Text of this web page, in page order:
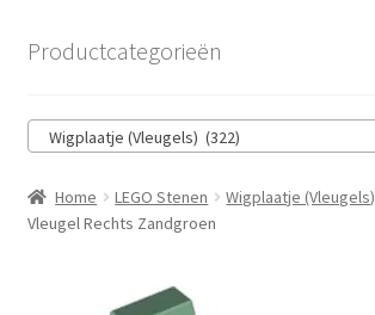
Winkelmand
Afrekenen
Productcategorieën
Wigplaatje (Vleugels) (322)
Home LEGO Stenen Wigplaatje (Vleugels)
Vleugel Rechts Zandgroen